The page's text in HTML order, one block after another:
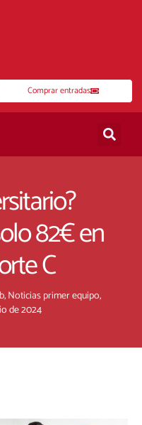
Comprar entradas
82€ en
C
,Noticias primer equipo,
de 2024